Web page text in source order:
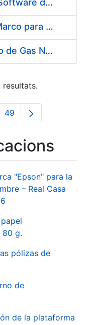
Suscripción y Soporte del Software de Diseño Carveco
Contratación de Acuerdo Marco para el Suministro de Rodamientos y Material de Transmisiones para la Fábrica Nacional de Moneda y Timbre – Real Casa de la Moneda
Contratación del Suministro de Gas Natural para la Fábrica Nacional de Moneda y Timbre – Real Casa de Moneda, en sus centros de trabajo de Madrid y Burgos
resultats.
intermèdies
Pàgina
49
"Epson" para la
– Real Casa
80 g.
pólizas de
de
de la plataforma